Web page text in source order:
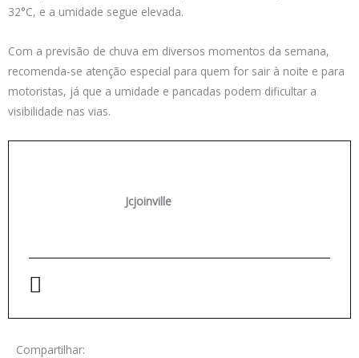
32°C, e a umidade segue elevada.
Com a previsão de chuva em diversos momentos da semana,
recomenda-se atenção especial para quem for sair à noite e para
motoristas, já que a umidade e pancadas podem dificultar a
visibilidade nas vias.
Jcjoinville
Compartilhar: